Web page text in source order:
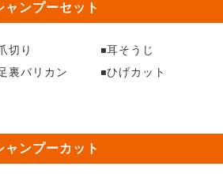
ャンプーセット
切り
耳そうじ
裏バリカン
ひげカット
ャンプーカット